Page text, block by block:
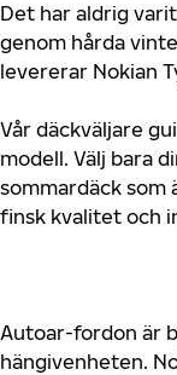
Det har aldrig
genom hårda
levererar Nokian
Vår däckväljare
modell. Välj bara
sommardäck
finsk kvalitet och
Autoar-fordon är
hängivenheten.